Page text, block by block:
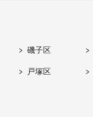
磯子区
戸塚区